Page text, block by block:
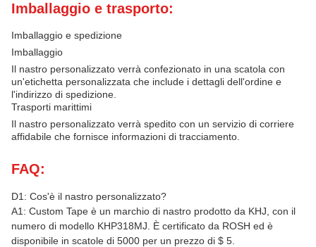
Imballaggio e trasporto:
Imballaggio e spedizione
Imballaggio
Il nastro personalizzato verrà confezionato in una scatola con
un'etichetta personalizzata che include i dettagli dell'ordine e
l'indirizzo di spedizione.
Trasporti marittimi
Il nastro personalizzato verrà spedito con un servizio di corriere
affidabile che fornisce informazioni di tracciamento.
FAQ:
D1: Cos'è il nastro personalizzato?
A1: Custom Tape è un marchio di nastro prodotto da KHJ, con il
numero di modello KHP318MJ. È certificato da ROSH ed è
disponibile in scatole di 5000 per un prezzo di $ 5.